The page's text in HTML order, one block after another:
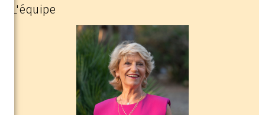
L'équipe